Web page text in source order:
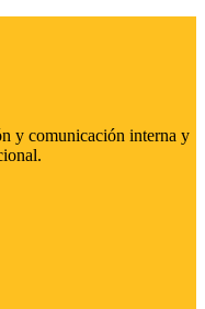
y comunicación interna y